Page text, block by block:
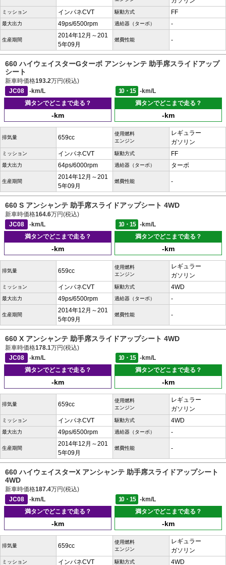
ミッション インパネCVT 駆動方式 FF
最大出力 49ps/6500rpm 過給器（ターボ） -
生産期間
2014年12月～201
5年09月
燃費性能 -
660 ハイウェイスターGターボ アンシャンテ 助手席スライドアップ
シート
新車時価格193.2万円(税込)
JC08
-km/L 10・15
-km/L
満タンでどこまで走る？
-km
満タンでどこまで走る？
-km
排気量 659cc
使用燃料
エンジン
レギュラー
ガソリン
ミッション インパネCVT 駆動方式 FF
最大出力 64ps/6000rpm 過給器（ターボ） ターボ
生産期間
2014年12月～201
5年09月
燃費性能 -
660 S アンシャンテ 助手席スライドアップシート 4WD
新車時価格164.6万円(税込)
JC08
-km/L 10・15
-km/L
満タンでどこまで走る？
-km
満タンでどこまで走る？
-km
排気量 659cc
使用燃料
エンジン
レギュラー
ガソリン
ミッション インパネCVT 駆動方式 4WD
最大出力 49ps/6500rpm 過給器（ターボ） -
生産期間
2014年12月～201
5年09月
燃費性能 -
660 X アンシャンテ 助手席スライドアップシート 4WD
新車時価格178.1万円(税込)
JC08
-km/L 10・15
-km/L
満タンでどこまで走る？
-km
満タンでどこまで走る？
-km
排気量 659cc
使用燃料
エンジン
レギュラー
ガソリン
ミッション インパネCVT 駆動方式 4WD
最大出力 49ps/6500rpm 過給器（ターボ） -
生産期間
2014年12月～201
5年09月
燃費性能 -
660 ハイウェイスターX アンシャンテ 助手席スライドアップシート
4WD
新車時価格187.4万円(税込)
JC08
-km/L 10・15
-km/L
満タンでどこまで走る？
-km
満タンでどこまで走る？
-km
排気量 659cc
使用燃料
エンジン
レギュラー
ガソリン
ミッション インパネCVT 駆動方式 4WD